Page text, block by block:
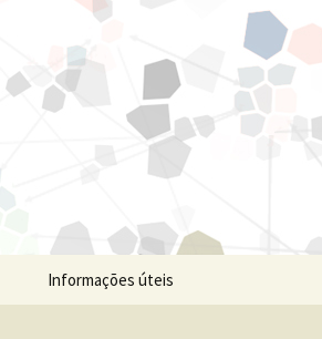
Informações úteis